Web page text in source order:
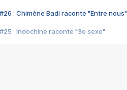
#26 : Chimène Badi raconte "Entre nous"
#25 : Indochine raconte "3e sexe"